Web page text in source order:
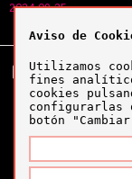
2024-09-25
Tel: +34 943 63 40 63
Aviso de
Utilizamos
fines
cookies
configurarlas
botón